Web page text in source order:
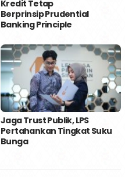
Kredit Tetap
Berprinsip Prudential
Banking Principle
Jaga Trust Publik, LPS
Pertahankan Tingkat Suku
Bunga